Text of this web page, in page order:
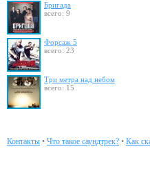
Бригада
всего: 9
Форсаж 5
всего: 23
Три метра над небом
всего: 15
Контакты • Что такое саундтрек? • Как